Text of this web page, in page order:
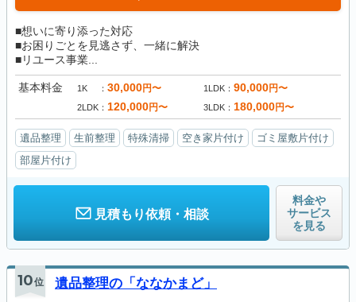
■想いに寄り添った対応
■お困りごとを見逃さず、一緒に解決
■リユース事業...
基本料金 1K 30,000円〜 1LDK 90,000円〜
2LDK 120,000円〜 3LDK 180,000円〜
遺品整理 生前整理 特殊清掃 空き家片付け
ゴミ屋敷片付け
部屋片付け
見積もり依頼・相談
料金や
サービス
を見る
10位 遺品整理の「ななかまど」